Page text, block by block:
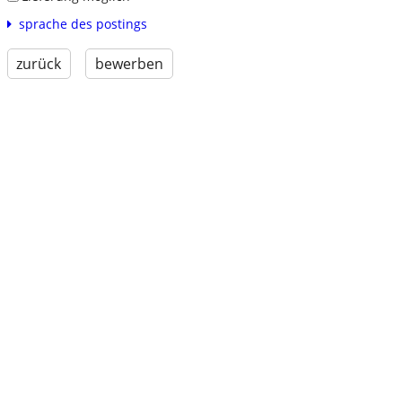
sprache des postings
zurück bewerben